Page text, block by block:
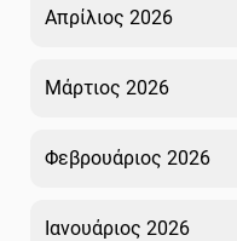
Απρίλιος 2026
Μάρτιος 2026
Φεβρουάριος 2026
Ιανουάριος 2026